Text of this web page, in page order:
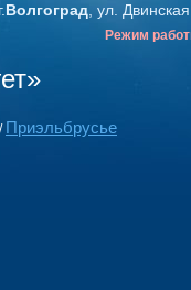
г.Волгоград , ул.
Режим
/ Приэльбрусье